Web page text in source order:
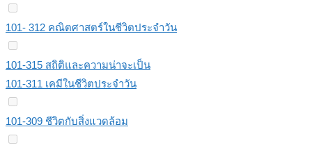
101- 312 คณิตศาสตร์ในชีวิตประจำวัน
101-315 สถิติและความน่าจะเป็น
101-311 เคมีในชีวิตประจําวัน
101-309 ชีวิตกับสิ่งแวดล้อม